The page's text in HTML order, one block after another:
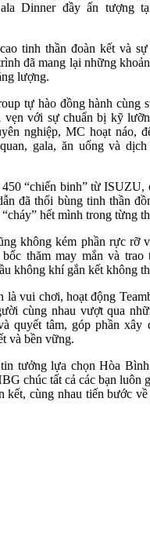
Dinner đầy ấn tượng
tinh thần đoàn kết và
đã mang lại những
lượng.
tự hào đồng hành cùng
vẹn với sự chuẩn bị kỹ
nghiệp, MC hoạt náo,
gala, ăn uống và
“chiến binh” từ ISUZU,
đã thổi bùng tinh thần
hết mình trong từng
không kém phần rực rỡ
thăm may mắn và trao
không khí gắn kết không
là vui chơi, hoạt động
cùng nhau vượt qua
quyết tâm, góp phần xây
và bền vững.
tưởng lựa chọn Hòa
chúc tất cả các bạn luôn
kết, cùng nhau tiến bước